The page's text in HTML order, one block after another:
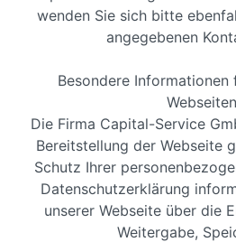
wenden Sie sich bitte
angegebenen
Besondere Informationen
Webseiten
Die Firma Capital-Service
Bereitstellung der Webseite
Schutz Ihrer
Datenschutzerklärung
unserer Webseite über die
Weitergabe,